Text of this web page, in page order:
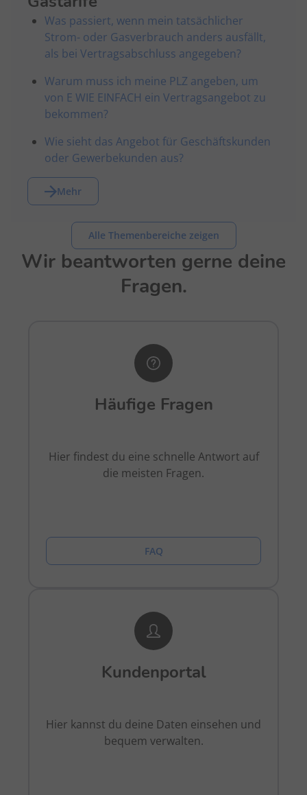
Was passiert, wenn mein tatsächlicher
Strom- oder Gasverbrauch anders ausfällt,
als bei Vertragsabschluss angegeben?
Warum muss ich meine PLZ angeben, um
von E WIE EINFACH ein Vertragsangebot zu
bekommen?
Wie sieht das Angebot für Geschäftskunden
oder Gewerbekunden aus?
Mehr
Alle Themenbereiche zeigen
Wir beantworten gerne deine
Fragen.
Häufige Fragen
Hier findest du eine schnelle Antwort auf
die meisten Fragen.
FAQ
Kundenportal
Hier kannst du deine Daten einsehen und
bequem verwalten.